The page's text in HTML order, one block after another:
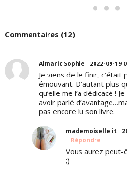
Commentaires (12)
Almaric Sophie 2022-09-19
Je viens de le finir, c’était
émouvant. D’autant plus
qu’elle me l’a dédicacé !
avoir parlé
pas encore lu son livre.
mademoisellelit
Répondre
Vous aurez peut-
;)